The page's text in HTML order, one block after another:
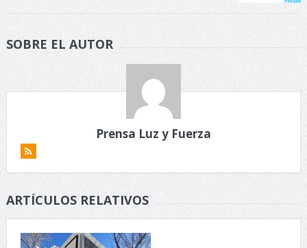
SOBRE EL AUTOR
Prensa Luz y Fuerza
ARTÍCULOS RELATIVOS